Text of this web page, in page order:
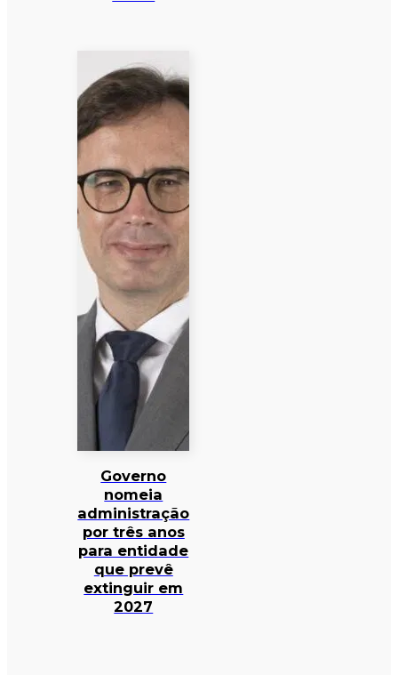
Governo
nomeia
administração
por três anos
para entidade
que prevê
extinguir em
2027